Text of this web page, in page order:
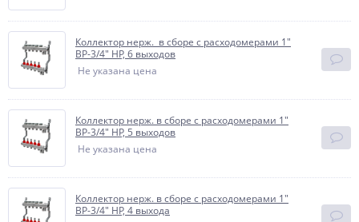
Коллектор нерж. в сборе с расходомерами 1"
ВР-3/4" НР, 6 выходов
Не указана цена
Коллектор нерж. в сборе с расходомерами 1"
ВР-3/4" НР, 5 выходов
Не указана цена
Коллектор нерж. в сборе с расходомерами 1"
ВР-3/4" НР, 4 выхода